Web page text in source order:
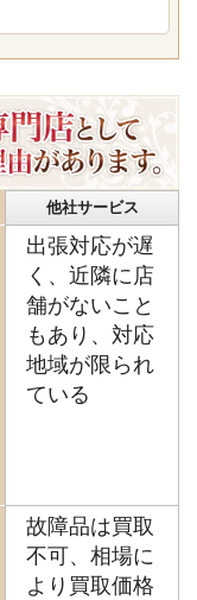
他社サービス
出張対応が遅
く、近隣に店
舗がないこと
もあり、対応
地域が限られ
ている
故障品は買取
不可、相場に
より買取価格